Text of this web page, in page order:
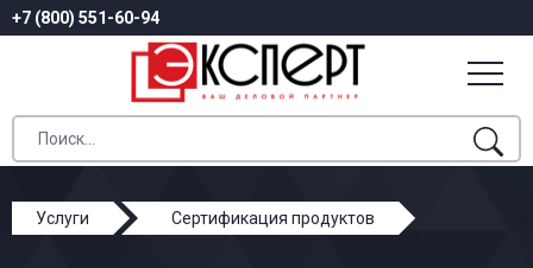
+7 (800) 551-60-94
Услуги
Сертификация продуктов